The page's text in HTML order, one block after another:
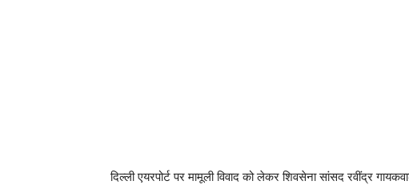
दिल्ली एयरपोर्ट पर मामूली विवाद को लेकर शिवसेना सांसद रवींद्र